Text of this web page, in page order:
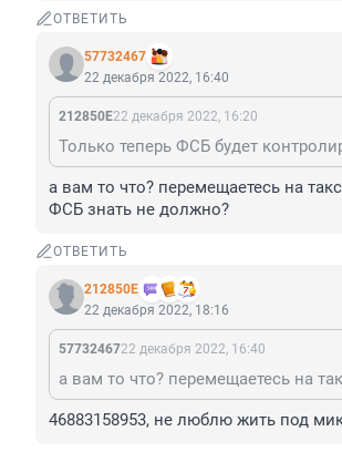
ОТВЕТИТЬ
57732467
22 декабря 2022, 16:40
212850Е22 декабря 2022, 16:20
а вам то что? перемещаетесь на
ФСБ знать не должно?
ОТВЕТИТЬ
212850Е
22 декабря 2022, 18:16
5773246722 декабря 2022, 16:40
46883158953, не люблю жить под